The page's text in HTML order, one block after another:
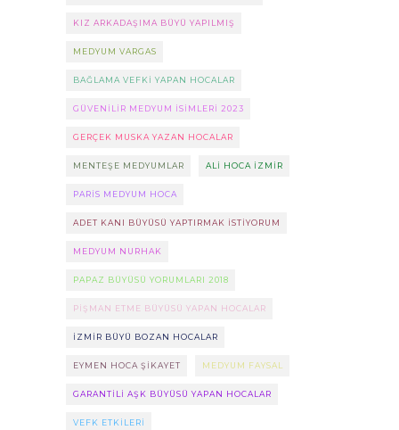
KIZ ARKADAŞIMA BÜYÜ YAPILMIŞ
MEDYUM VARGAS
BAĞLAMA VEFKI YAPAN HOCALAR
GÜVENILIR MEDYUM ISIMLERI 2023
GERÇEK MUSKA YAZAN HOCALAR
MENTEŞE MEDYUMLAR ALI HOCA IZMIR
PARIS MEDYUM HOCA
ADET KANI BÜYÜSÜ YAPTIRMAK ISTIYORUM
MEDYUM NURHAK
PAPAZ BÜYÜSÜ YORUMLARI 2018
PIŞMAN ETME BÜYÜSÜ YAPAN HOCALAR
IZMIR BÜYÜ BOZAN HOCALAR
EYMEN HOCA ŞIKAYET MEDYUM FAYSAL
GARANTILI AŞK BÜYÜSÜ YAPAN HOCALAR
VEFK ETKILERI